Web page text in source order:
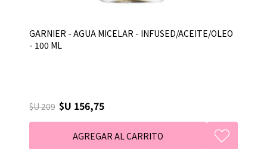
GARNIER - AGUA MICELAR - INFUSED/ACEITE/OLEO
- 100 ML
$U 209 $U 156,75